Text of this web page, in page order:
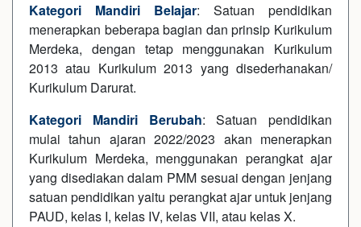
Kategori Mandiri Belajar: Satuan pendidikan
menerapkan beberapa bagian dan prinsip Kurikulum
Merdeka, dengan tetap menggunakan Kurikulum
2013 atau Kurikulum 2013 yang disederhanakan/
Kurikulum Darurat.
Kategori Mandiri Berubah: Satuan pendidikan
mulai tahun ajaran 2022/2023 akan menerapkan
Kurikulum Merdeka, menggunakan perangkat ajar
yang disediakan dalam PMM sesuai dengan jenjang
satuan pendidikan yaitu perangkat ajar untuk jenjang
PAUD, kelas I, kelas IV, kelas VII, atau kelas X.